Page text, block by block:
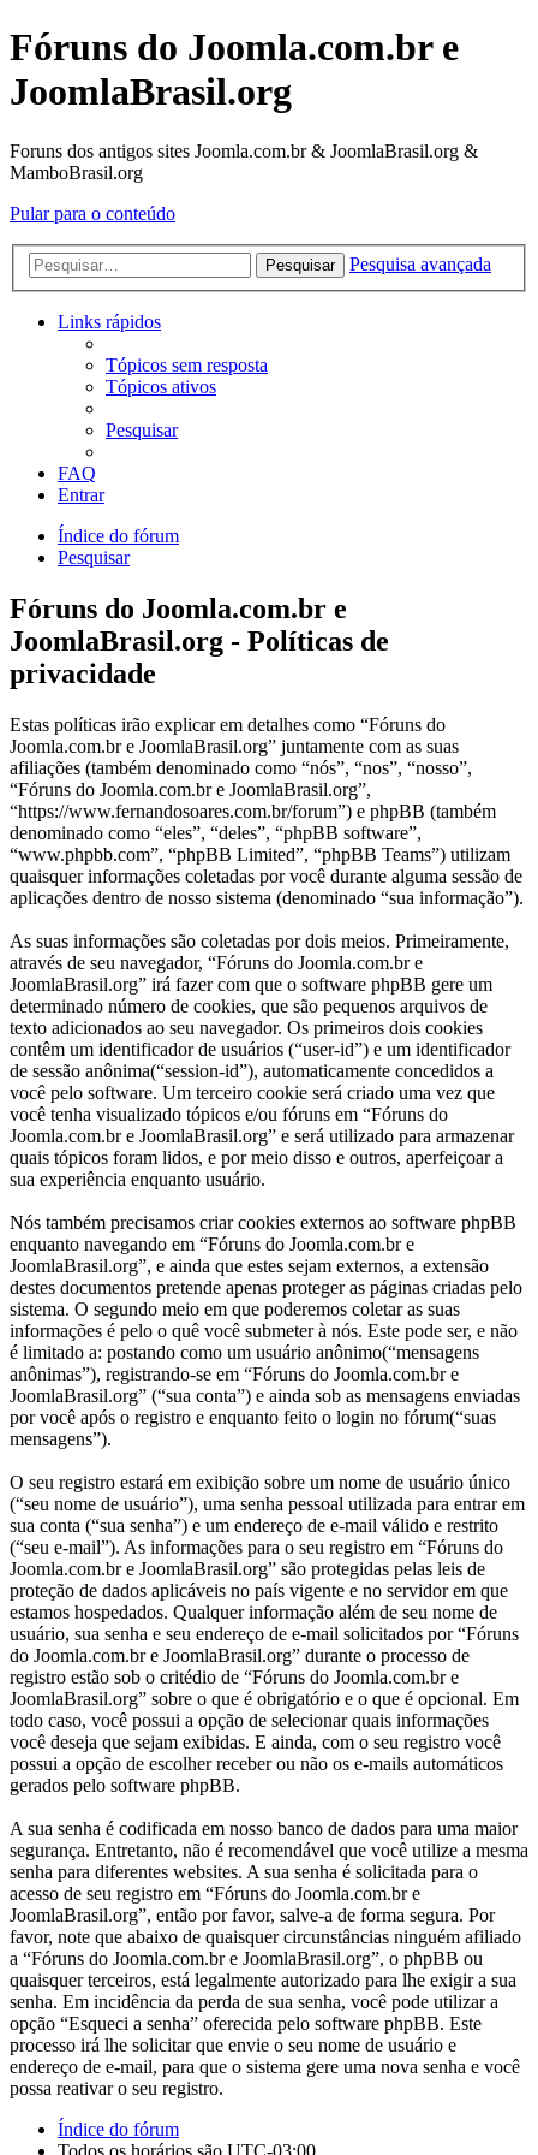
Fóruns do Joomla.com.br e
JoomlaBrasil.org
Foruns dos antigos sites Joomla.com.br & JoomlaBrasil.org &
MamboBrasil.org
Pular para o conteúdo
Pesquisar Pesquisa avançada
Links rápidos
Tópicos sem resposta
Tópicos ativos
Pesquisar
FAQ
Entrar
Índice do fórum
Pesquisar
Fóruns do Joomla.com.br e
JoomlaBrasil.org - Políticas de
privacidade
Estas políticas irão explicar em detalhes como “Fóruns do
Joomla.com.br e JoomlaBrasil.org” juntamente com as suas
afiliações (também denominado como “nós”, “nos”, “nosso”,
“Fóruns do Joomla.com.br e JoomlaBrasil.org”,
“https://www.fernandosoares.com.br/forum”) e phpBB (também
denominado como “eles”, “deles”, “phpBB software”,
“www.phpbb.com”, “phpBB Limited”, “phpBB Teams”) utilizam
quaisquer informações coletadas por você durante alguma sessão de
aplicações dentro de nosso sistema (denominado “sua informação”).
As suas informações são coletadas por dois meios. Primeiramente,
através de seu navegador, “Fóruns do Joomla.com.br e
JoomlaBrasil.org” irá fazer com que o software phpBB gere um
determinado número de cookies, que são pequenos arquivos de
texto adicionados ao seu navegador. Os primeiros dois cookies
contêm um identificador de usuários (“user-id”) e um identificador
de sessão anônima(“session-id”), automaticamente concedidos a
você pelo software. Um terceiro cookie será criado uma vez que
você tenha visualizado tópicos e/ou fóruns em “Fóruns do
Joomla.com.br e JoomlaBrasil.org” e será utilizado para armazenar
quais tópicos foram lidos, e por meio disso e outros, aperfeiçoar a
sua experiência enquanto usuário.
Nós também precisamos criar cookies externos ao software phpBB
enquanto navegando em “Fóruns do Joomla.com.br e
JoomlaBrasil.org”, e ainda que estes sejam externos, a extensão
destes documentos pretende apenas proteger as páginas criadas pelo
sistema. O segundo meio em que poderemos coletar as suas
informações é pelo o quê você submeter à nós. Este pode ser, e não
é limitado a: postando como um usuário anônimo(“mensagens
anônimas”), registrando-se em “Fóruns do Joomla.com.br e
JoomlaBrasil.org” (“sua conta”) e ainda sob as mensagens enviadas
por você após o registro e enquanto feito o login no fórum(“suas
mensagens”).
O seu registro estará em exibição sobre um nome de usuário único
(“seu nome de usuário”), uma senha pessoal utilizada para entrar em
sua conta (“sua senha”) e um endereço de e-mail válido e restrito
(“seu e-mail”). As informações para o seu registro em “Fóruns do
Joomla.com.br e JoomlaBrasil.org” são protegidas pelas leis de
proteção de dados aplicáveis no país vigente e no servidor em que
estamos hospedados. Qualquer informação além de seu nome de
usuário, sua senha e seu endereço de e-mail solicitados por “Fóruns
do Joomla.com.br e JoomlaBrasil.org” durante o processo de
registro estão sob o critédio de “Fóruns do Joomla.com.br e
JoomlaBrasil.org” sobre o que é obrigatório e o que é opcional. Em
todo caso, você possui a opção de selecionar quais informações
você deseja que sejam exibidas. E ainda, com o seu registro você
possui a opção de escolher receber ou não os e-mails automáticos
gerados pelo software phpBB.
A sua senha é codificada em nosso banco de dados para uma maior
segurança. Entretanto, não é recomendável que você utilize a mesma
senha para diferentes websites. A sua senha é solicitada para o
acesso de seu registro em “Fóruns do Joomla.com.br e
JoomlaBrasil.org”, então por favor, salve-a de forma segura. Por
favor, note que abaixo de quaisquer circunstâncias ninguém afiliado
a “Fóruns do Joomla.com.br e JoomlaBrasil.org”, o phpBB ou
quaisquer terceiros, está legalmente autorizado para lhe exigir a sua
senha. Em incidência da perda de sua senha, você pode utilizar a
opção “Esqueci a senha” oferecida pelo software phpBB. Este
processo irá lhe solicitar que envie o seu nome de usuário e
endereço de e-mail, para que o sistema gere uma nova senha e você
possa reativar o seu registro.
Índice do fórum